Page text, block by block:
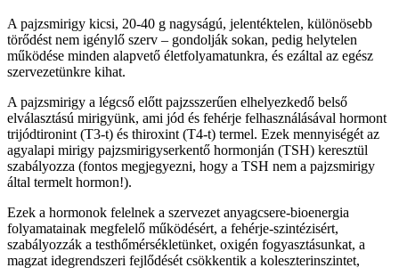
A pajzsmirigy kicsi, 20-40 g nagyságú, jelentéktelen, különösebb
törődést nem igénylő szerv – gondolják sokan, pedig helytelen
működése minden alapvető életfolyamatunkra, és ezáltal az egész
szervezetünkre kihat.
A pajzsmirigy a légcső előtt pajzsszerűen elhelyezkedő belső
elválasztású mirigyünk, ami jód és fehérje felhasználásával hormont
trijódtironint (T3-t) és thiroxint (T4-t) termel. Ezek mennyiségét az
agyalapi mirigy pajzsmirigyserkentő hormonján (TSH) keresztül
szabályozza (fontos megjegyezni, hogy a TSH nem a pajzsmirigy
által termelt hormon!).
Ezek a hormonok felelnek a szervezet anyagcsere-bioenergia
folyamatainak megfelelő működésért, a fehérje-szintézisért,
szabályozzák a testhőmérsékletünket, oxigén fogyasztásunkat, a
magzat idegrendszeri fejlődését csökkentik a koleszterinszintet,